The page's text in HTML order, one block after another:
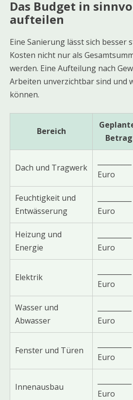
Das Budget in
aufteilen
Eine Sanierung lässt sich besser
Kosten nicht nur als
werden. Eine Aufteilung nach
Arbeiten unverzichtbar sind und
können.
Bereich
Betrag
Dach und Tragwerk
Euro
Feuchtigkeit und
Entwässerung
Euro
Heizung und
Energie
Euro
Elektrik
Euro
Wasser und
Abwasser
Euro
Fenster und Türen
Euro
Innenausbau
Euro